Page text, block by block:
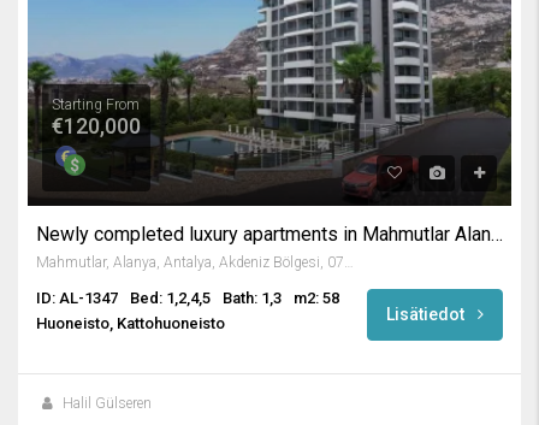
Starting From
€120,000
Newly completed luxury apartments in Mahmutlar Alanya
ID: AL-1347 Bed: 1,2,4,5 Bath: 1,3
m2: 58
Huoneisto, Kattohuoneisto
Lisätiedot
Halil Gülseren